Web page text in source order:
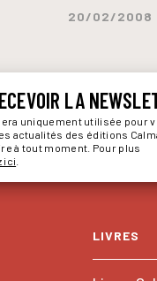
20/02/2008
LA
uniquement utilisée pour
actualités des éditions
à tout moment. Pour plus
ici
LIVRES